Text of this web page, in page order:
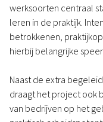
werksoorten centraal
leren in de praktijk.
betrokkenen,
hierbij belangrijke
Naast de extra
draagt het project ook
van bedrijven op het